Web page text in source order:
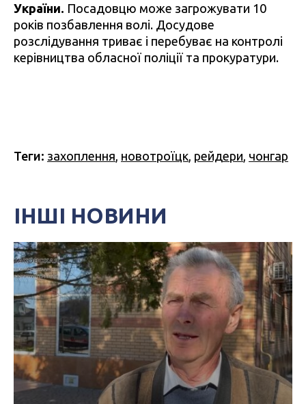
України. Посадовцю може загрожувати 10
років позбавлення волі. Досудове
розслідування триває і перебуває на контролі
керівництва обласної поліції та прокуратури.
Теги: захоплення, новотроїцк, рейдери, чонгар
ІНШІ НОВИНИ